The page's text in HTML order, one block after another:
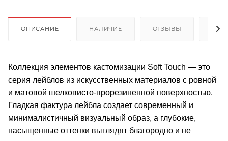
ОПИСАНИЕ НАЛИЧИЕ ОТЗЫВЫ
Коллекция элементов кастомизации Soft Touch — это
серия лейблов из искусственных материалов с ровной
и матовой шелковисто-прорезиненной поверхностью.
Гладкая фактура лейбла создает современный и
минималистичный визуальный образ, а глубокие,
насыщенные оттенки выглядят благородно и не